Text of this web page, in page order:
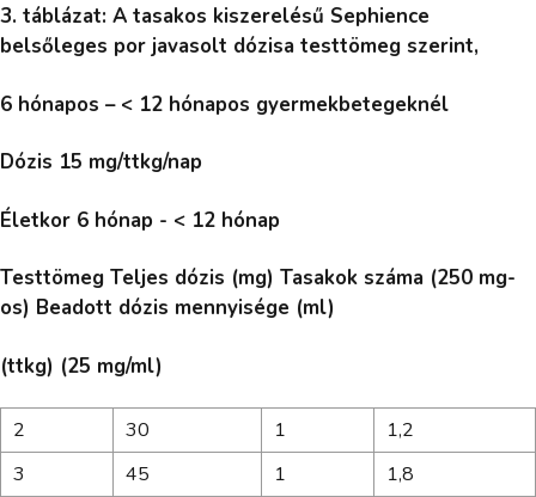
3. táblázat: A tasakos kiszerelésű Sephience
belsőleges por javasolt dózisa testtömeg szerint,
6 hónapos – < 12 hónapos gyermekbetegeknél
Dózis 15 mg/ttkg/nap
Életkor 6 hónap - < 12 hónap
Testtömeg Teljes dózis (mg) Tasakok száma (250 mg-
os) Beadott dózis mennyisége (ml)
(ttkg) (25 mg/ml)
2 30 1
1,2
3
45 1
1,8